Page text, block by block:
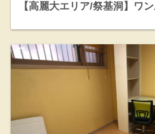
【高麗大エリア/祭基洞】ワ